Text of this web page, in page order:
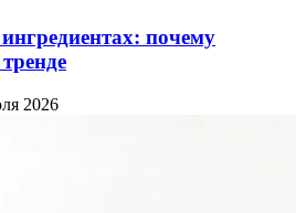
почему
2026